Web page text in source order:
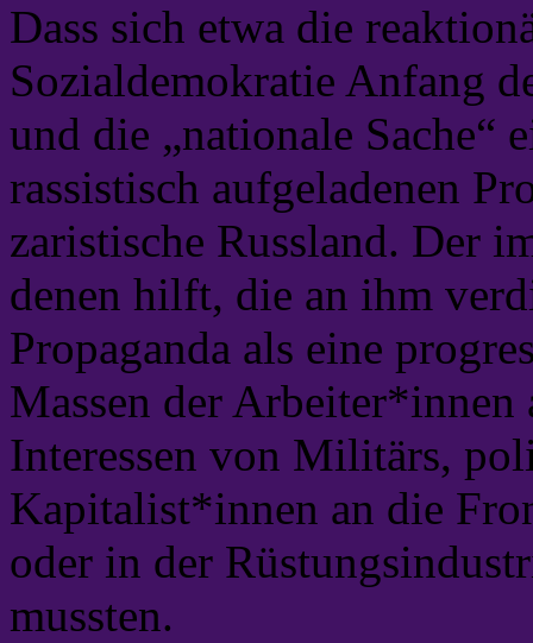
Dass sich etwa die
Sozialdemokratie Anfang
und die „nationale Sache“
rassistisch aufgeladenen
zaristische Russland. Der
denen hilft, die an ihm
Propaganda als eine
Massen der
Interessen von Militärs,
Kapitalist*innen an die
oder in der
mussten.